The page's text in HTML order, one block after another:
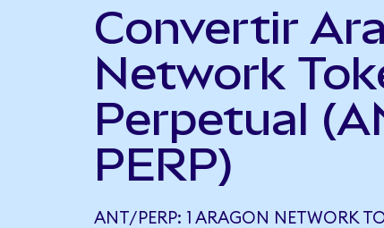
Convertir
Network
Perpetual
PERP)
ANT/PERP: 1 ARAGON NETWORK